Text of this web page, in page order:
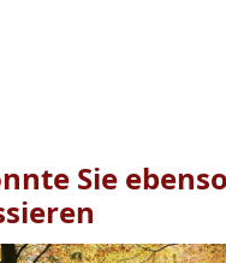
Sie ebenso
1bis2von19